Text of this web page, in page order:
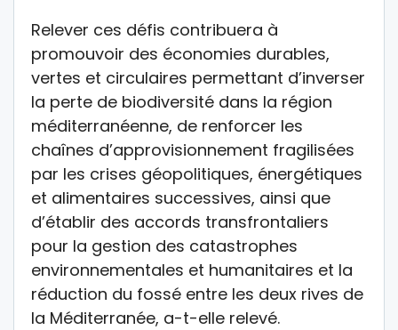
Relever ces défis contribuera à
promouvoir des économies durables,
vertes et circulaires permettant d’inverser
la perte de biodiversité dans la région
méditerranéenne, de renforcer les
chaînes d’approvisionnement fragilisées
par les crises géopolitiques, énergétiques
et alimentaires successives, ainsi que
d’établir des accords transfrontaliers
pour la gestion des catastrophes
environnementales et humanitaires et la
réduction du fossé entre les deux rives de
la Méditerranée, a-t-elle relevé.